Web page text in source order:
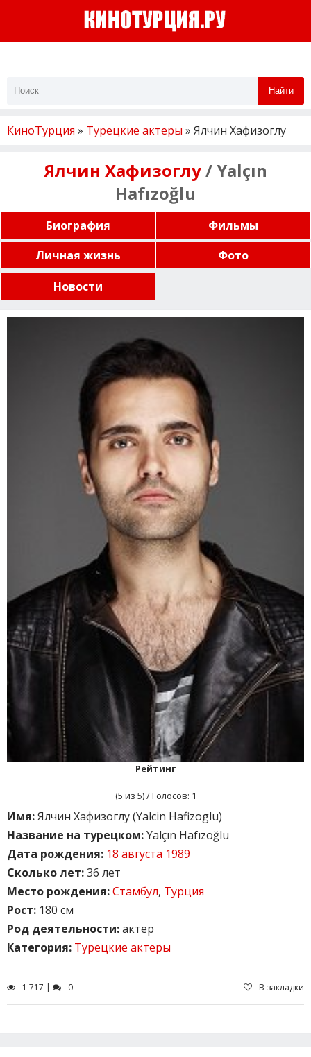
Найти
КиноТурция » Турецкие актеры » Ялчин Хафизоглу
Ялчин Хафизоглу/ Yalçın
Hafızoğlu
Биография
Фильмы
Личная жизнь
Фото
Новости
Рейтинг
(5 из 5) / Голосов: 1
Имя:Ялчин Хафизоглу (Yalcin Hafizoglu)
Название на турецком:Yalçın Hafızoğlu
Дата рождения: 18 августа 1989
Сколько лет:36 лет
Место рождения:Стамбул, Турция
Рост: 180 см
Род деятельности:актер
Категория: Турецкие актеры
1 717 | 0 В закладки